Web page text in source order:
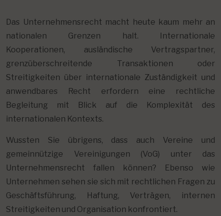
Das Unternehmensrecht macht heute kaum mehr an
nationalen Grenzen halt. Internationale
Kooperationen, ausländische Vertragspartner,
grenzüberschreitende Transaktionen oder
Streitigkeiten über internationale Zuständigkeit und
anwendbares Recht erfordern eine rechtliche
Begleitung mit Blick auf die Komplexität des
internationalen Kontexts.
Wussten Sie übrigens, dass auch Vereine und
gemeinnützige Vereinigungen (VoG) unter das
Unternehmensrecht fallen können? Ebenso wie
Unternehmen sehen sie sich mit rechtlichen Fragen zu
Geschäftsführung, Haftung, Verträgen, internen
Streitigkeiten und Organisation konfrontiert.